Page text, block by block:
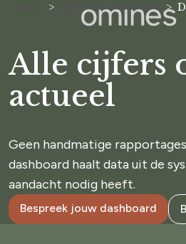
Systeemintegratie
Alle cijfers
actueel
Geen handmatige
dashboard haalt data uit de
aandacht nodig heeft.
Bespreek jouw dashboard